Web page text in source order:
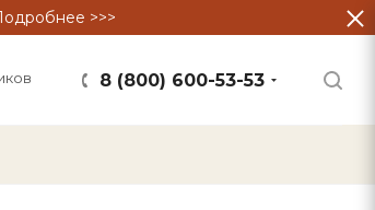
>>>
8 (800) 600-53-53